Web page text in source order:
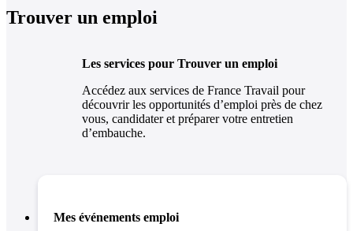
Trouver un emploi
Les services pour Trouver un emploi
Accédez aux services de France Travail pour
découvrir les opportunités d’emploi près de chez
vous, candidater et préparer votre entretien
d’embauche.
Mes événements emploi